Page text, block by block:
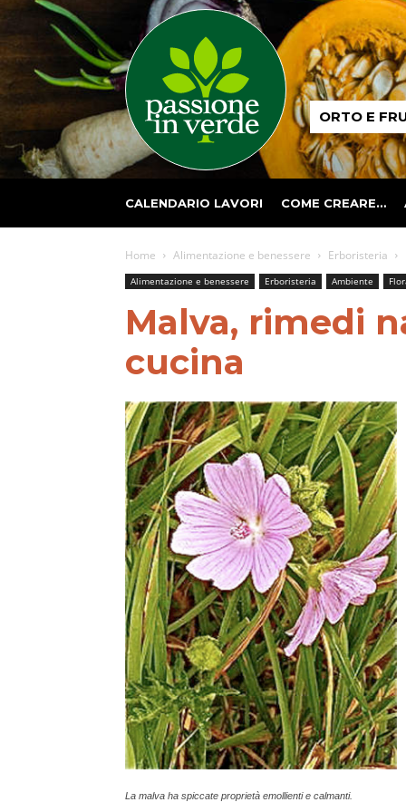
Passione
in ORTO E
CALENDARIO LAVORI COME CREARE…
Home Alimentazione e benessere Erboristeria
Alimentazione e benessere Erboristeria Ambiente
Malva, rimedi
cucina
La malva ha spiccate proprietà emollienti e calmanti.